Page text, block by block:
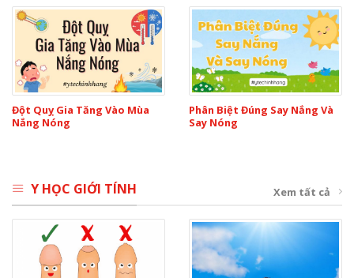
Đột Quỵ Gia Tăng Vào Mùa
Nắng Nóng
Phân Biệt Đúng Say Nắng Và
Say Nóng
Y HỌC GIỚI TÍNH Xem tất cả